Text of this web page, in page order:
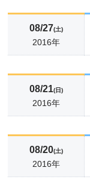
08/27(土)
2016年
08/21(日)
2016年
08/20(土)
2016年